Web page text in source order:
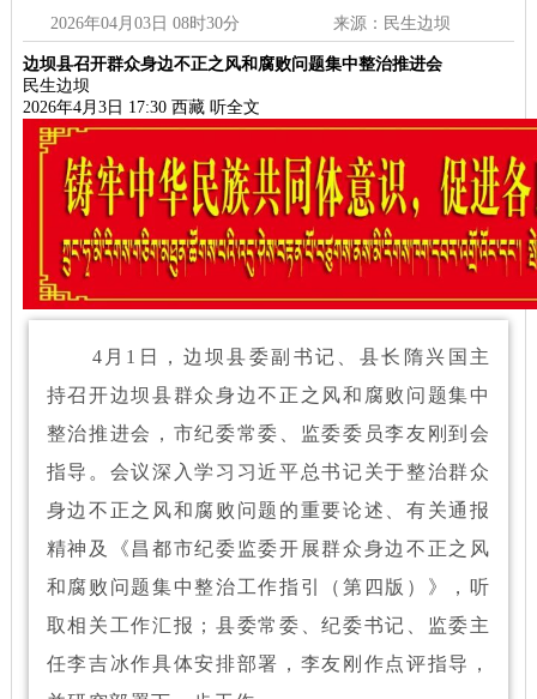
2026年04月03日 08时30分 来源：民生边坝
边坝县召开群众身边不正之风和腐败问题集中整治推进会
民生边坝
2026年4月3日 17:30 西藏 听全文
4月1日，边坝县委副书记、县长隋兴国主
持召开边坝县群众身边不正之风和腐败问题集中
整治推进会，市纪委常委、监委委员李友刚到会
指导。会议深入学习习近平总书记关于整治群众
身边不正之风和腐败问题的重要论述、有关通报
精神及《昌都市纪委监委开展群众身边不正之风
和腐败问题集中整治工作指引（第四版）》，听
取相关工作汇报；县委常委、纪委书记、监委主
任李吉冰作具体安排部署，李友刚作点评指导，